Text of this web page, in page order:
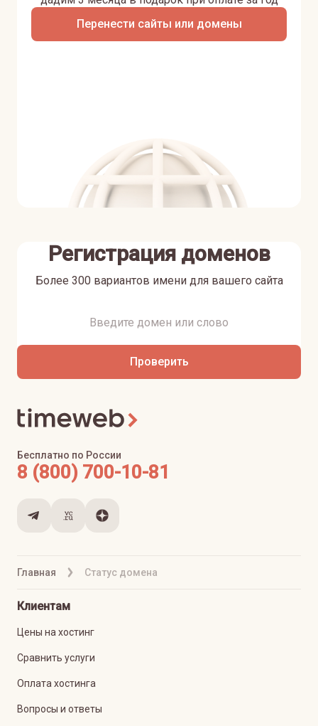
Перенести сайты или домены
Регистрация доменов
Более 300 вариантов имени для вашего сайта
Проверить
Главная Статус домена
Бесплатно по России
8 (800) 700-10-81
Клиентам
Цены на хостинг
Сравнить услуги
Оплата хостинга
Вопросы и ответы